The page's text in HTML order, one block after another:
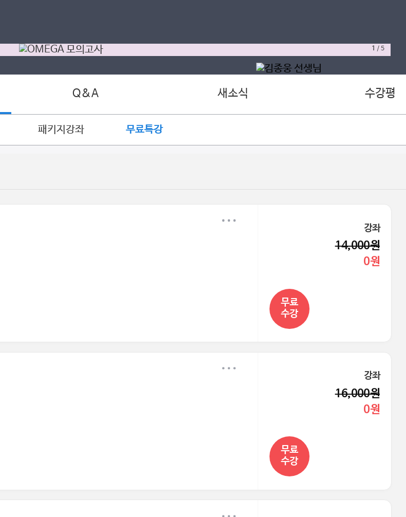
1 /5
Q&A 새소식 수강평
패키지강좌 무료특강
강좌
14,000원
0원
무료
수강
강좌
16,000원
0원
무료
수강